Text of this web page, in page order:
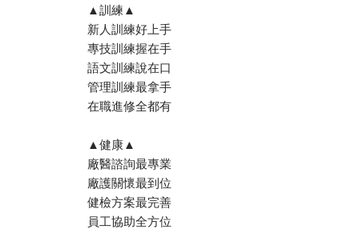
▲訓練▲
新人訓練好上手
專技訓練握在手
語文訓練說在口
管理訓練最拿手
在職進修全都有
▲健康▲
廠醫諮詢最專業
廠護關懷最到位
健檢方案最完善
員工協助全方位